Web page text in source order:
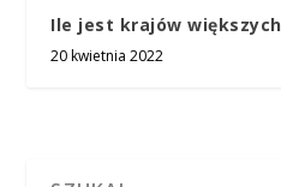
Ile jest krajów
20 kwietnia 2022